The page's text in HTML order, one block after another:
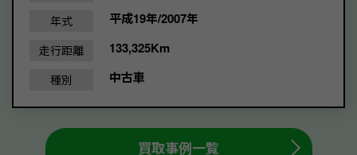
年式 平成19年/2007年
走行距離 133,325Km
種別 中古車
買取事例一覧